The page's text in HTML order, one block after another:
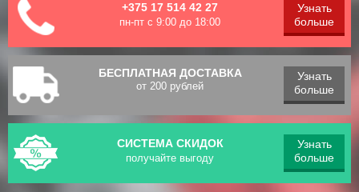
+375 17 514 42 27
пн-пт с 9:00 до 18:00
Узнать
больше
БЕСПЛАТНАЯ ДОСТАВКА
от 200 рублей
Узнать
больше
СИСТЕМА СКИДОК
получайте выгоду
Узнать
больше